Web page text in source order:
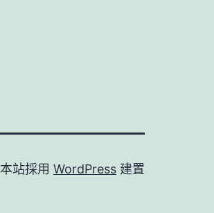
本站採用 WordPress 建置